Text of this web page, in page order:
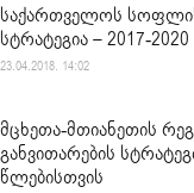
საქართველოს
სტრატეგია – 2017-2020
23.04.2018. 14:02
მცხეთა-მთიანეთის
განვითარების
წლებისთვის